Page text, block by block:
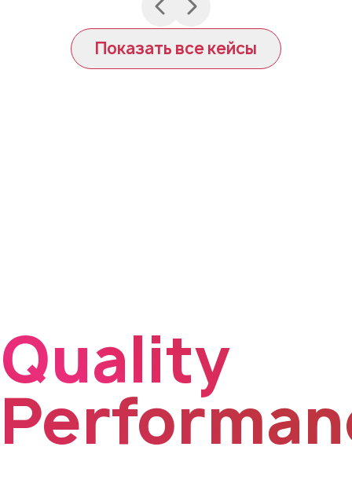
Показать все кейсы
Quality